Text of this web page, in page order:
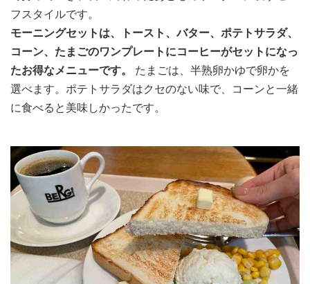
フスタイルです。
モーニングセットは、トースト、バター、ポテトサラダ、
コーン、たまごのワンプレートにコーヒーがセットになっ
たお得なメニューです。
たまごは、半熟卵かゆで卵かを
選べます。ポテトサラダはクセのない味で、コーンと一緒
に食べると美味しかったです。